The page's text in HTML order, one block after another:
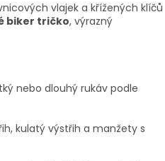
vlajek a křížených klíčů
biker tričko, výrazný
nebo dlouhý rukáv podle
kulatý výstřih a manžety s